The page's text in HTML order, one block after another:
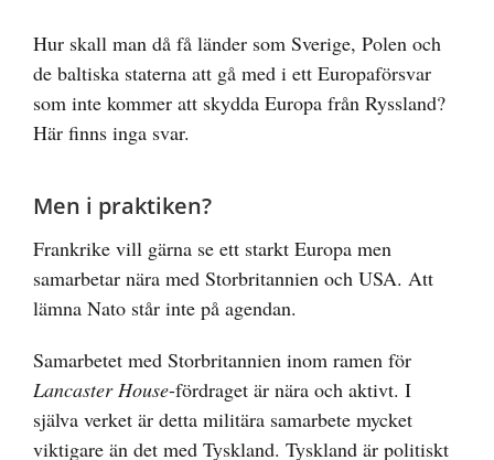
Hur skall man då få länder som Sverige, Polen och
de baltiska staterna att gå med i ett Europaförsvar
som inte kommer att skydda Europa från Ryssland?
Här finns inga svar.
Men i praktiken?
Frankrike vill gärna se ett starkt Europa men
samarbetar nära med Storbritannien och USA. Att
lämna Nato står inte på agendan.
Samarbetet med Storbritannien inom ramen för
Lancaster House-fördraget är nära och aktivt. I
själva verket är detta militära samarbete mycket
viktigare än det med Tyskland. Tyskland är politiskt